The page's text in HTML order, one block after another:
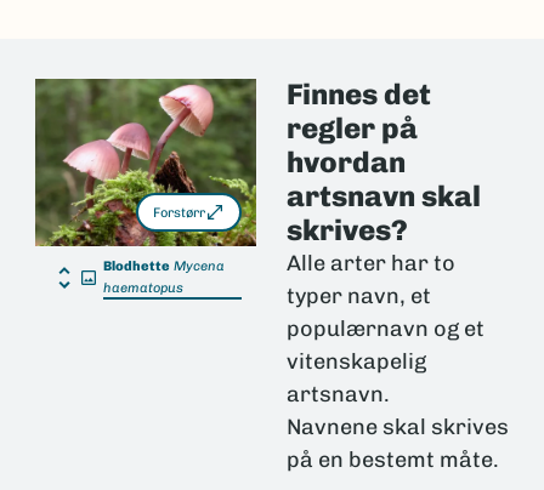
Forstørr
Blodhette Mycena
haematopus
Finnes det
regler på
hvordan
artsnavn skal
skrives?
Alle arter har to
typer navn, et
populærnavn og et
vitenskapelig
artsnavn.
Navnene skal skrives
på en bestemt måte.